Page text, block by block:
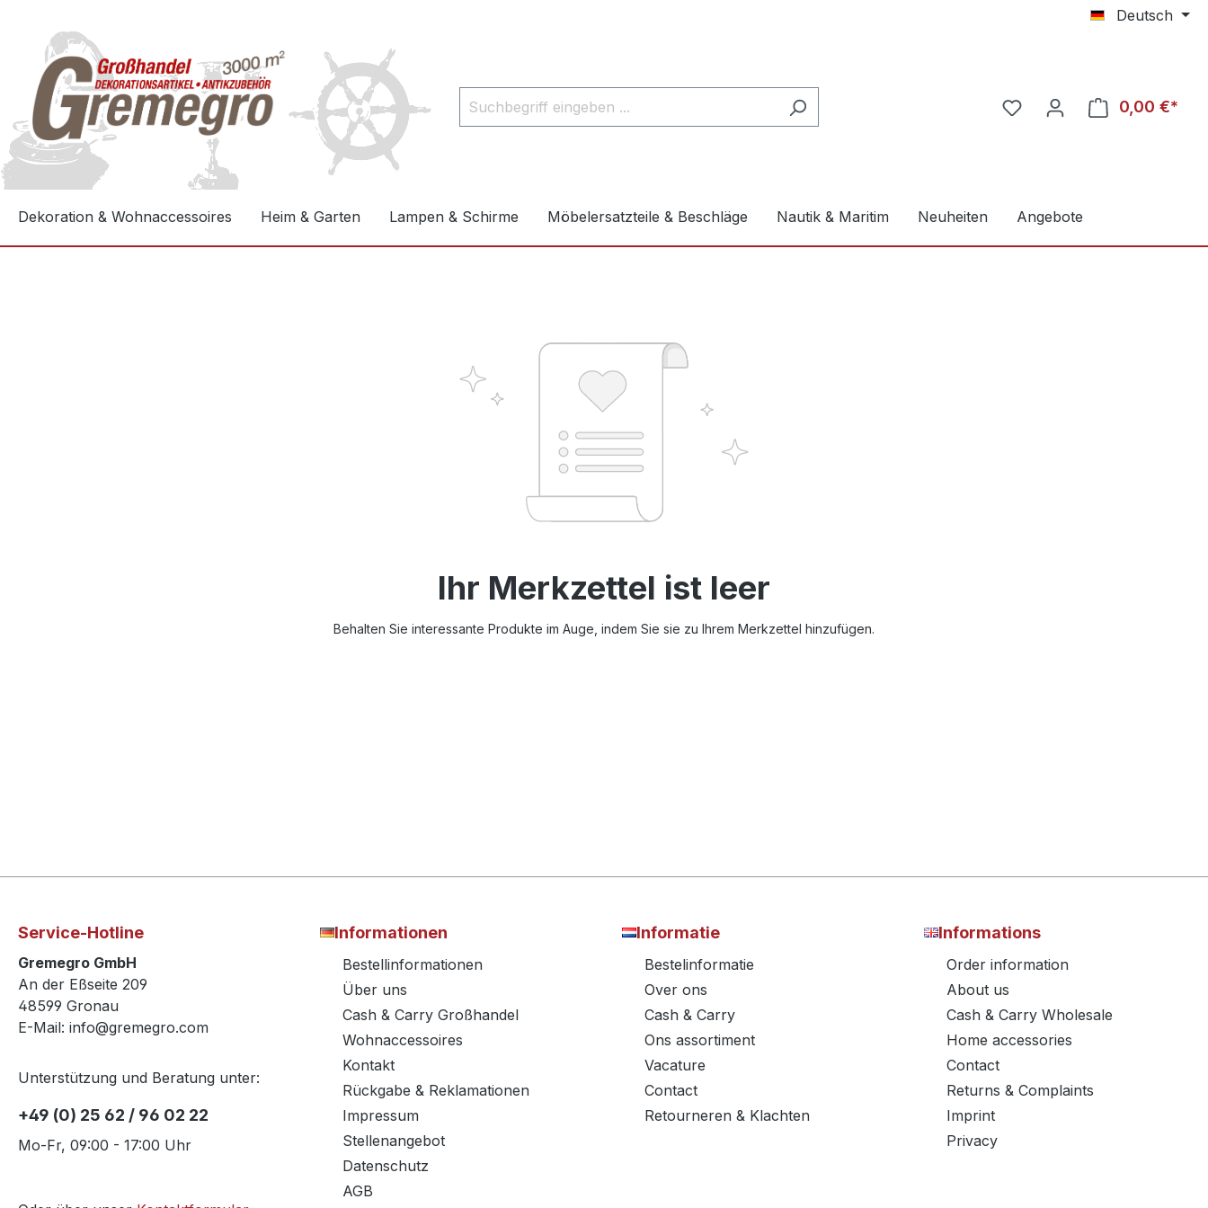
Deutsch
0,00 €*
Dekoration & Wohnaccessoires Heim & Garten Lampen & Schirme Möbelersatzteile & Beschläge Nautik & Maritim Neuheiten Angebote
Ihr Merkzettel ist leer
Behalten Sie interessante Produkte im Auge, indem Sie sie zu Ihrem Merkzettel hinzufügen.
Service-Hotline
Gremegro GmbH
An der Eßseite 209
48599 Gronau
E-Mail: info@gremegro.com
Unterstützung und Beratung unter:
+49 (0) 25 62 / 96 02 22
Mo-Fr, 09:00 - 17:00 Uhr
Informationen
Bestellinformationen
Über uns
Cash & Carry Großhandel
Wohnaccessoires
Kontakt
Rückgabe & Reklamationen
Impressum
Stellenangebot
Datenschutz
AGB
Informatie
Bestelinformatie
Over ons
Cash & Carry
Ons assortiment
Vacature
Contact
Retourneren & Klachten
Informations
Order information
About us
Cash & Carry Wholesale
Home accessories
Contact
Returns & Complaints
Imprint
Privacy